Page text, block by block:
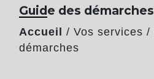
Guide des démarches
Accueil / Vos services /
démarches